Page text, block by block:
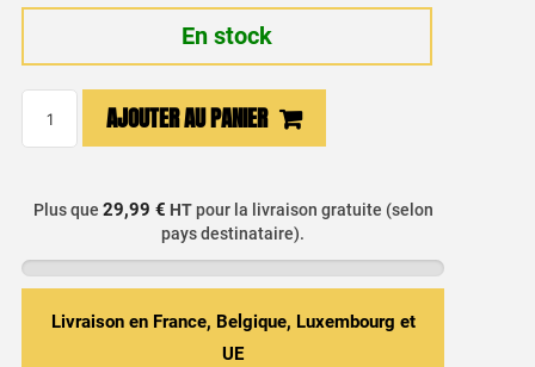
En stock
50ml
Sombrero
AJOUTER AU PANIER
Plus que 29,99 € HTpour la livraison gratuite (selon
pays destinataire).
Livraison en France, Belgique, Luxembourg et
UE